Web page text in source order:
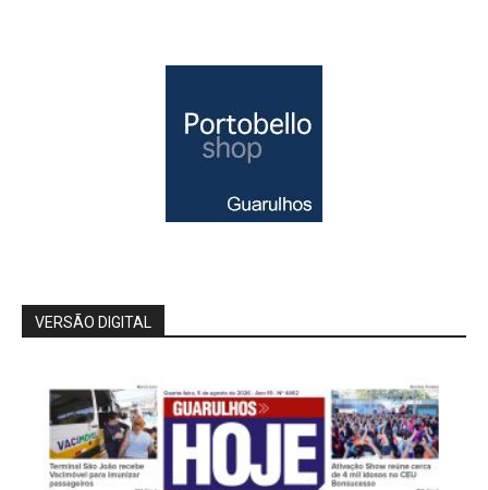
VERSÃO DIGITAL